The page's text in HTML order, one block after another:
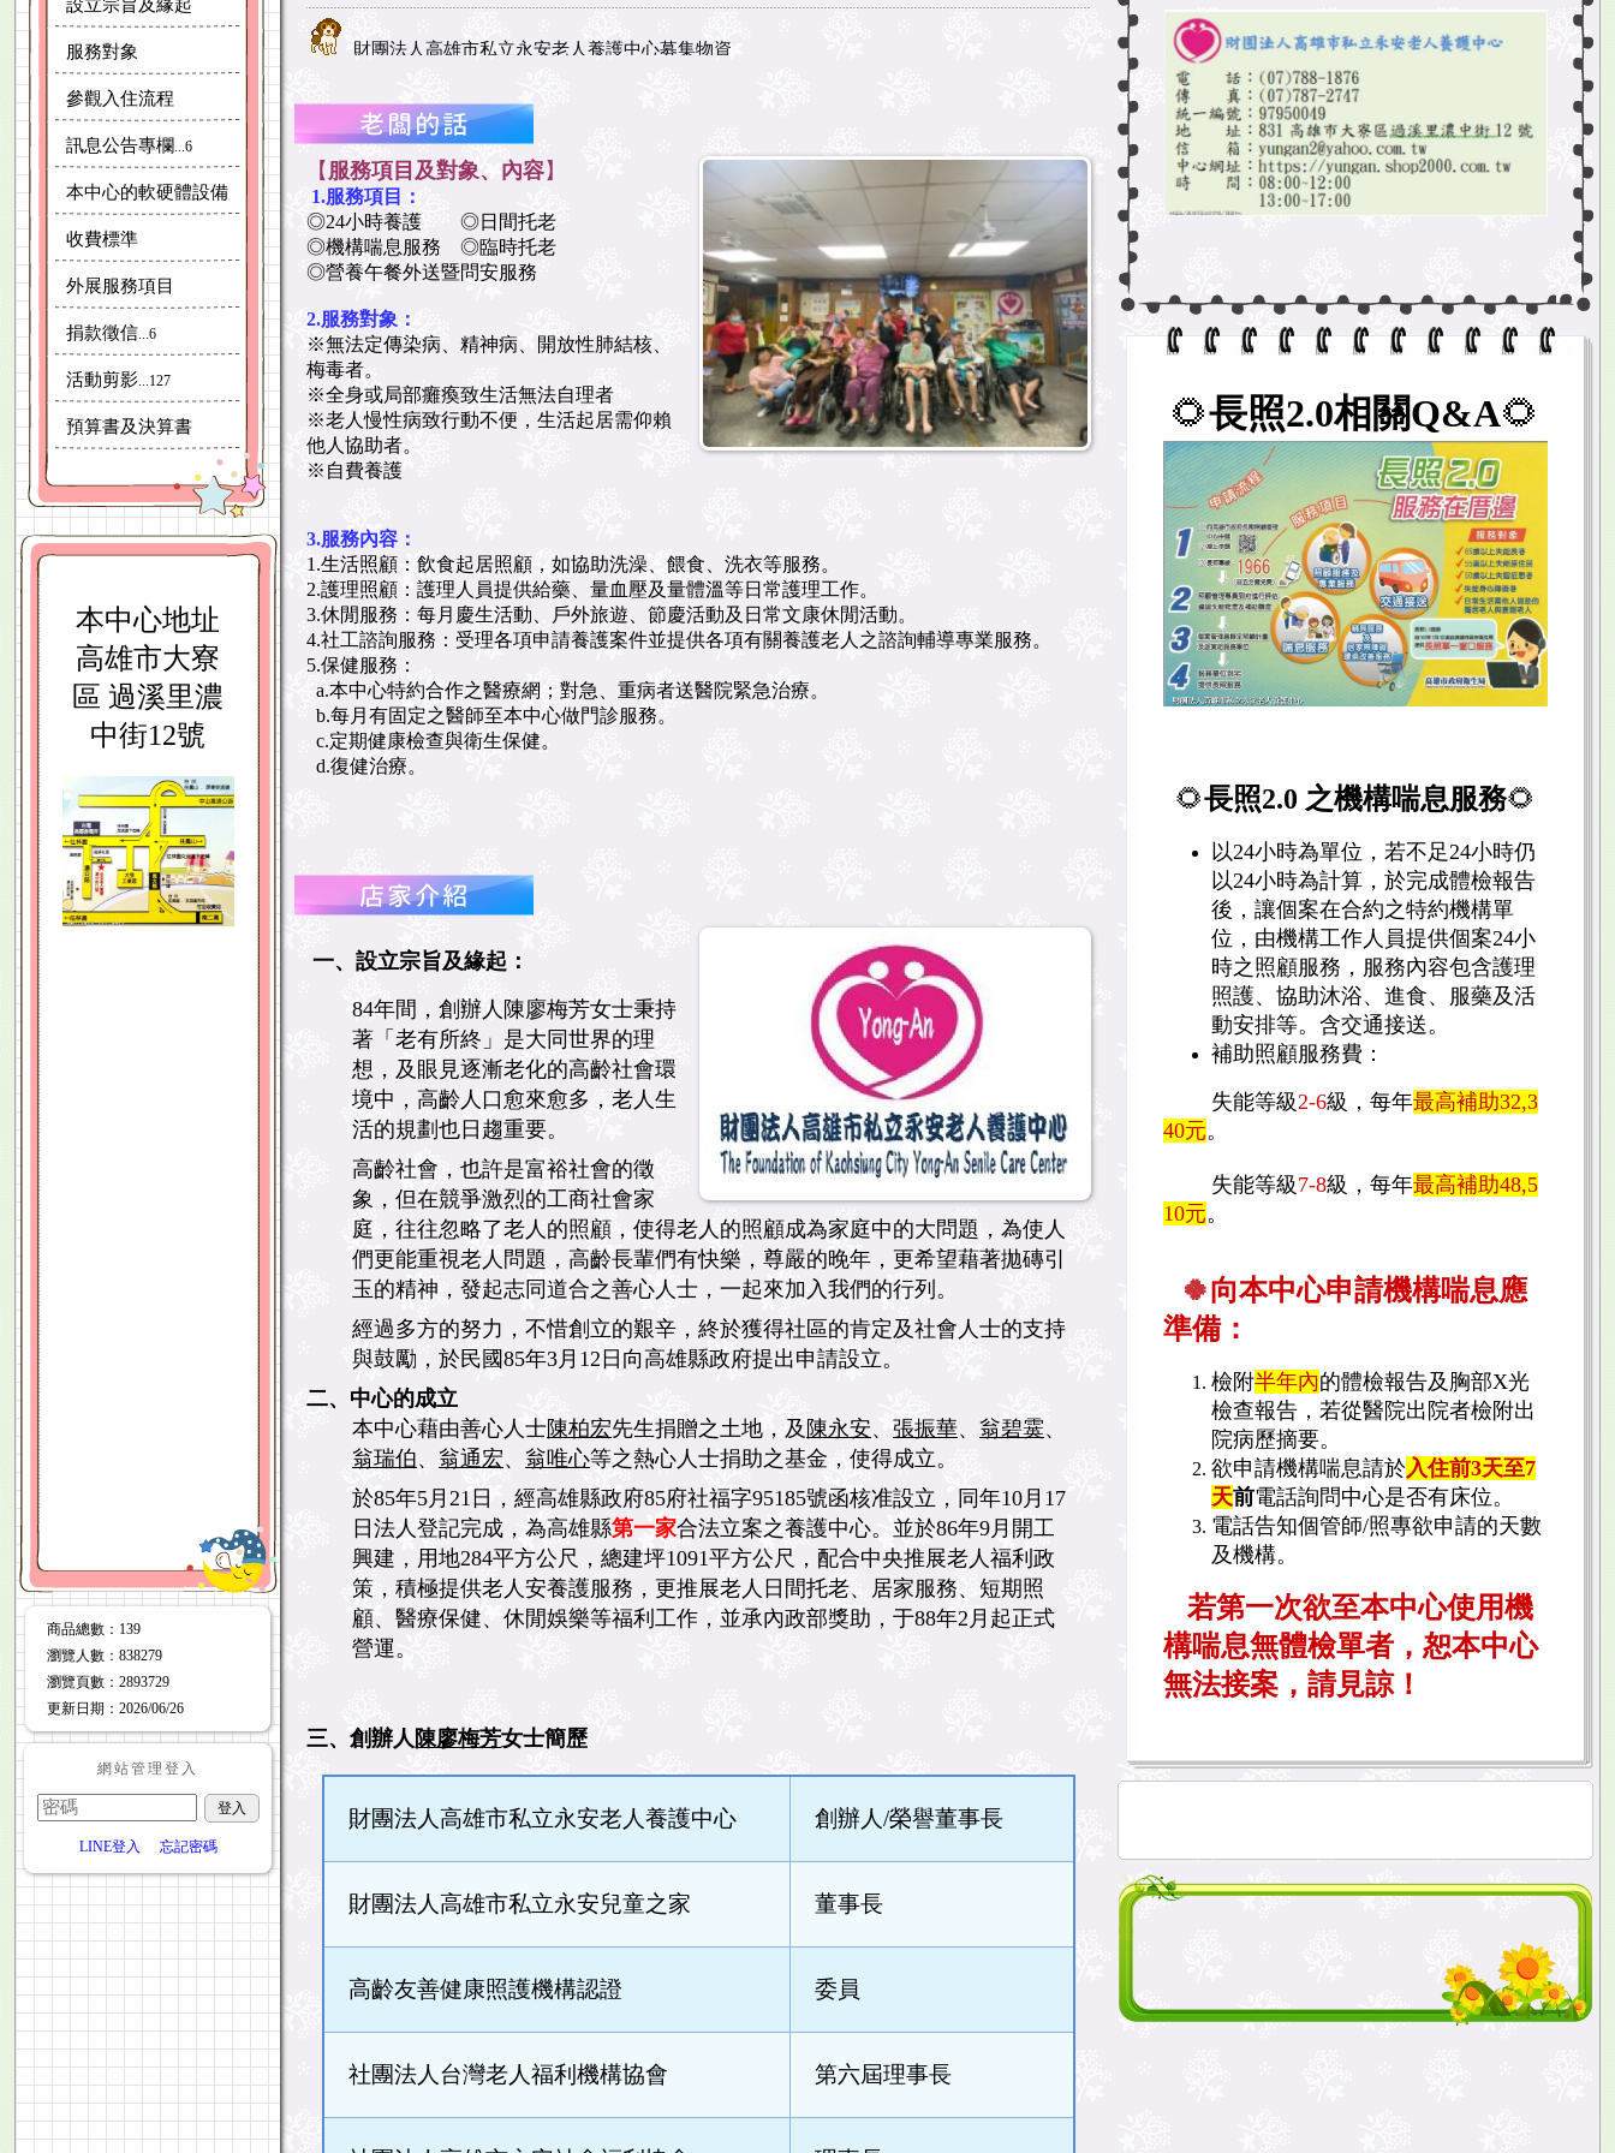
設立宗旨及緣起
服務對象
參觀入住流程
訊息公告專欄...6
本中心的軟硬體設備
收費標準
外展服務項目
捐款徵信...6
活動剪影...127
預算書及決算書
本中心地址
高雄市大寮
區 過溪里濃
中街12號
商品總數 ：139
瀏覽人數 ：838279
瀏覽頁數 ：2893729
更新日期 ：2026/06/26
網站管理登入
LINE登入 忘記密碼
財團法人高雄市私立永安老人養護中心募集物資
【 服務項目及對象、內容】
1.服務項目：
◎24小時養護 ◎日間托老
◎機構喘息服務 ◎臨時托老
◎營養午餐外送暨問安服務
2.服務對象：
※無法定傳染病、精神病、開放性肺結核、
梅毒者。
※全身或局部癱瘓致生活無法自理者
※老人慢性病致行動不便，生活起居需仰賴
他人協助者。
※自費養護
3.服務內容：
1.生活照顧：飲食起居照顧，如協助洗澡、餵食、洗衣等服務。
2.護理照顧：護理人員提供給藥、量血壓及量體溫等日常護理工作。
3.休閒服務：每月慶生活動、戶外旅遊、節慶活動及日常文康休閒活動。
4.社工諮詢服務：受理各項申請養護案件並提供各項有關養護老人之諮詢輔導專業服務。
5.保健服務：
a.本中心特約合作之醫療網；對急、重病者送醫院緊急治療。
b.每月有固定之醫師至本中心做門診服務。
c.定期健康檢查與衛生保健。
d.復健治療。
一、設立宗旨及緣起：
84年間，創辦人陳廖梅芳女士秉持
著「老有所終」是大同世界的理
想，及眼見逐漸老化的高齡社會環
境中，高齡人口愈來愈多，老人生
活的規劃也日趨重要。
高齡社會，也許是富裕社會的徵
象，但在競爭激烈的工商社會家
庭，往往忽略了老人的照顧，使得老人的照顧成為家庭中的大問題，為使人
們更能重視老人問題，高齡長輩們有快樂，尊嚴的晚年，更希望藉著拋磚引
玉的精神，發起志同道合之善心人士，一起來加入我們的行列。
經過多方的努力，不惜創立的艱辛，終於獲得社區的肯定及社會人士的支持
與鼓勵，於民國85年3月12日向高雄縣政府提出申請設立。
二、中心的成立
本中心藉由善心人士陳柏宏先生捐贈之土地，及 陳永安、張振華、翁碧霙、
翁瑞伯、翁通宏、翁唯心等之熱心人士捐助之基金，使得成立。
於85年5月21日，經高雄縣政府85府社福字95185號函核准設立，同年10月17
日法人登記完成，為高雄縣第一家合法立案之養護中心。並於86年9月開工
興建，用地284平方公尺，總建坪1091平方公尺，配合中央推展老人福利政
策，積極提供老人安養護服務，更推展老人日間托老、居家服務、短期照
顧、醫療保健、休閒娛樂等福利工作，並承內政部獎助，于88年2月起正式
營運。
三、創辦人陳廖梅芳女士簡歷
財團法人高雄市私立永安老人養護中心 創辦人/榮譽董事長
財團法人高雄市私立永安兒童之家 董事長
高齡友善健康照護機構認證 委員
社團法人台灣老人福利機構協會 第六屆理事長
🌻長照2.0相關Q&A🌻
🌻長照2.0 之機構喘息服務🌻
以24小時為單位，若不足24小時仍
以24小時為計算，於完成體檢報告
後，讓個案在合約之特約機構單
位，由機構工作人員提供個案24小
時之照顧服務，服務內容包含護理
照護、協助沐浴、進食、服藥及活
動安排等。含交通接送。
補助照顧服務費：
失能等級2-6級 ，每年最高補助32,3
40元。
失能等級7-8級 ，每年最高補助48,5
10元。
🍀向本中心申請機構喘息應
準備：
檢附半年內的體檢報告及胸部X光
檢查報告，若從醫院出院者檢附出
院病歷摘要。
欲申請機構喘息請於入住前3天至7
天前電話詢問中心是否有床位。
電話告知個管師/照專欲申請的天數
及機構。
若第一次欲至本中心使用機
構喘息無體檢單者，恕本中心
無法接案，請見諒！